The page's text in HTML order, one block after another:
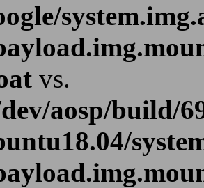
vs.
aosp/build/